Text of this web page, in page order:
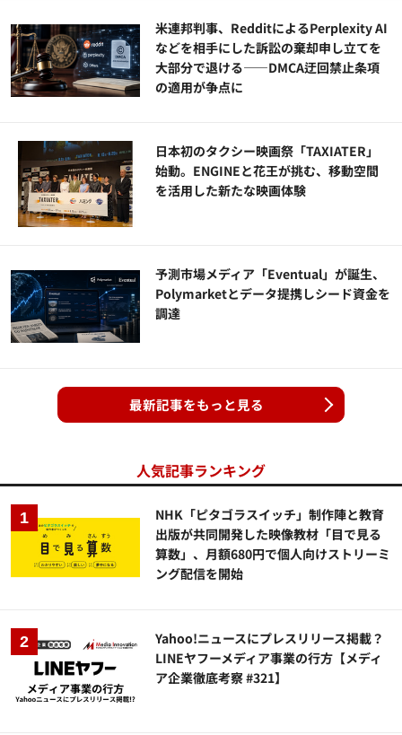
米連邦判事、RedditによるPerplexity AI
などを相手にした訴訟の棄却申し立てを
大部分で退ける——DMCA迂回禁止条項
の適用が争点に
日本初のタクシー映画祭「TAXIATER」
始動。ENGINEと花王が挑む、移動空間
を活用した新たな映画体験
予測市場メディア「Eventual」が誕生、
Polymarketとデータ提携しシード資金を
調達
最新記事をもっと見る
人気記事ランキング
NHK「ピタゴラスイッチ」制作陣と教育
出版が共同開発した映像教材「目で見る
算数」、月額680円で個人向けストリーミ
ング配信を開始
Yahoo!ニュースにプレスリリース掲載？
LINEヤフーメディア事業の行方【メディ
ア企業徹底考察 #321】